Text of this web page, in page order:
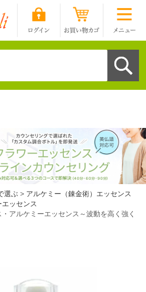
選ぶ
アルケミー（錬金術）エッセンス
ッセンス
アルケミーエッセンス～波動を高く強く